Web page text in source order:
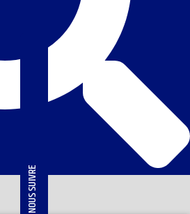
NOUS SUIVRE